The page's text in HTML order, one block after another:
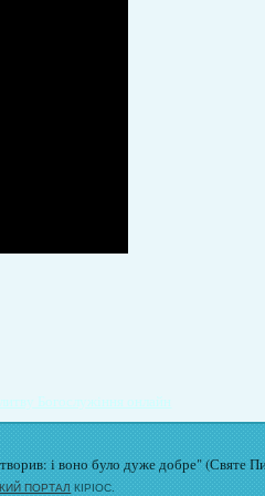
Богослужіння онлайн
і воно було дуже добре" (Святе
ПОРТАЛ КІРІОС.